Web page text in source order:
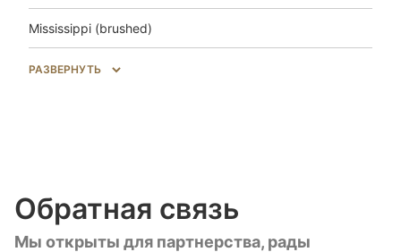
Mississippi (brushed)
Salem (WildWood)
Unfinished look Uni (brushed)
РАЗВЕРНУТЬ
Обратная связь
Мы открыты для партнерства, рады